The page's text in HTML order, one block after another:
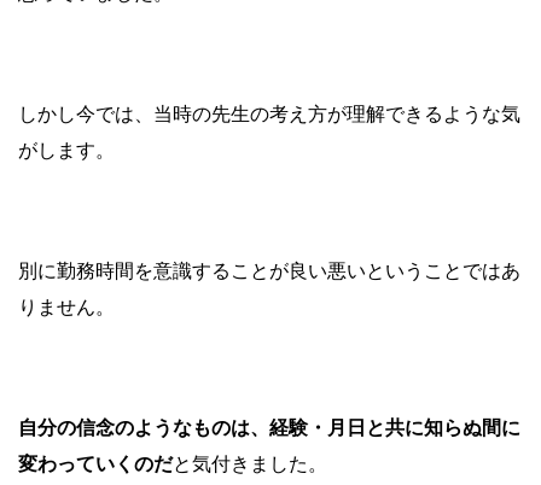
しかし今では、当時の先生の考え方が理解できるような気
がします。
別に勤務時間を意識することが良い悪いということではあ
りません。
自分の信念のようなものは、経験・月日と共に知らぬ間に
変わっていくのだと気付きました。